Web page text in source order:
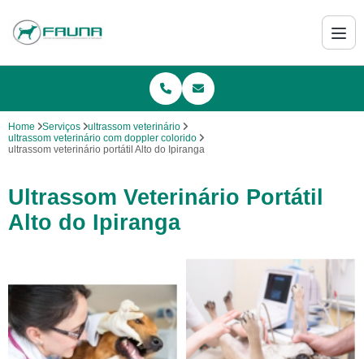
Home Serviços
ultrassom veterinário
ultrassom veterinário com doppler colorido
ultrassom veterinário portátil Alto do Ipiranga
Ultrassom Veterinário Portátil
Alto do Ipiranga